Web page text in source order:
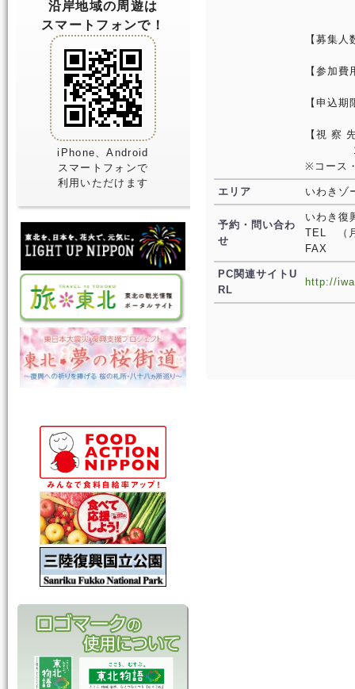
沿岸地域の周遊は
スマートフォンで！
iPhone、Android
スマートフォンで
利用いただけます
【募集
【参加
【申込
【視 察
10時
※コース
エリア いわきゾ
予約・問い合わ
せ
いわき復
TEL （
FAX
PC関連サイトU
RL
http://